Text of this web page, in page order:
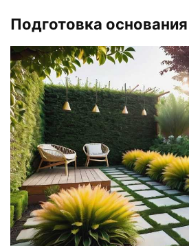
Подготовка основания